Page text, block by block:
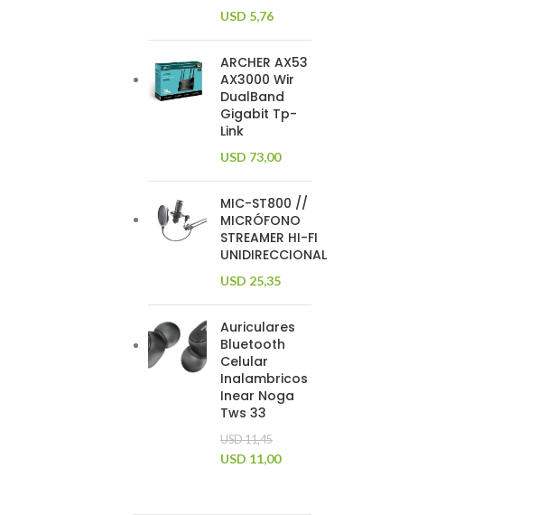
USD 5,76
ARCHER AX53
AX3000 Wir
DualBand
Gigabit Tp-
Link
USD 73,00
MIC-ST800 //
MICRÓFONO
STREAMER HI-FI
UNIDIRECCIONAL
USD 25,35
Auriculares
Bluetooth
Celular
Inalambricos
Inear Noga
Tws 33
USD11,45
USD 11,00